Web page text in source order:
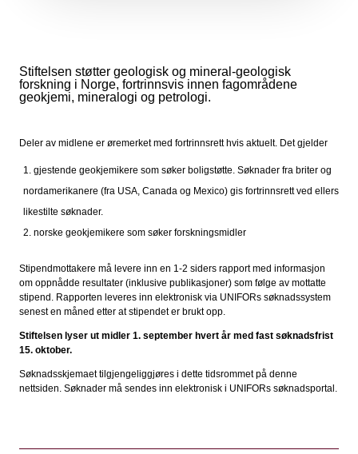
Stiftelsen støtter geologisk og mineral-geologisk
forskning i Norge, fortrinnsvis innen fagområdene
geokjemi, mineralogi og petrologi.
Deler av midlene er øremerket med fortrinnsrett hvis aktuelt. Det gjelder
gjestende geokjemikere som søker boligstøtte. Søknader fra briter og
nordamerikanere (fra USA, Canada og Mexico) gis fortrinnsrett ved ellers
likestilte søknader.
norske geokjemikere som søker forskningsmidler
Stipendmottakere må levere inn en 1-2 siders rapport med informasjon
om oppnådde resultater (inklusive publikasjoner) som følge av mottatte
stipend. Rapporten leveres inn elektronisk via UNIFORs søknadssystem
senest en måned etter at stipendet er brukt opp.
Stiftelsen lyser ut midler 1. september hvert år med fast søknadsfrist
15. oktober.
Søknadsskjemaet tilgjengeliggjøres i dette tidsrommet på denne
nettsiden. Søknader må sendes inn elektronisk i UNIFORs søknadsportal.